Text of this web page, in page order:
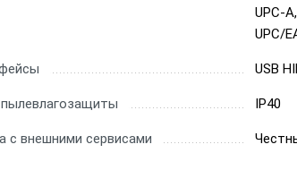
UPC-
UPC/
USB
IP40
с внешними сервисами